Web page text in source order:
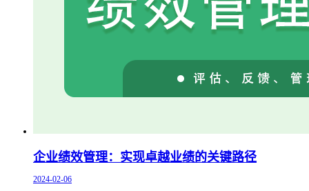
企业绩效管理：实现卓越业绩的关键路径
2024-02-06